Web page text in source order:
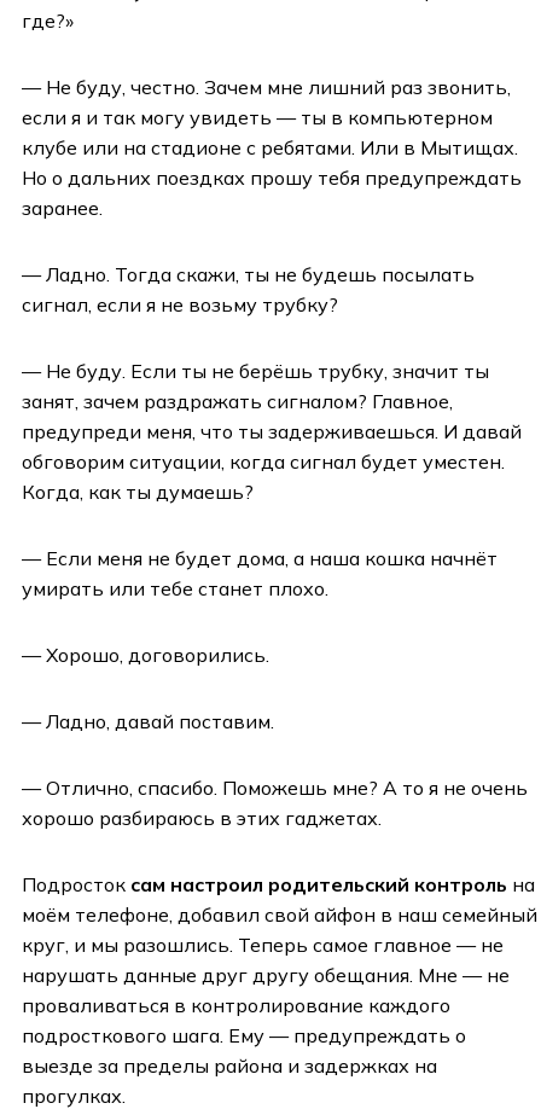
где?»
— Не буду, честно. Зачем мне лишний раз звонить,
если я и так могу увидеть — ты в компьютерном
клубе или на стадионе с ребятами. Или в Мытищах.
Но о дальних поездках прошу тебя предупреждать
заранее.
— Ладно. Тогда скажи, ты не будешь посылать
сигнал, если я не возьму трубку?
— Не буду. Если ты не берёшь трубку, значит ты
занят, зачем раздражать сигналом? Главное,
предупреди меня, что ты задерживаешься. И давай
обговорим ситуации, когда сигнал будет уместен.
Когда, как ты думаешь?
— Если меня не будет дома, а наша кошка начнёт
умирать или тебе станет плохо.
— Хорошо, договорились.
— Ладно, давай поставим.
— Отлично, спасибо. Поможешь мне? А то я не очень
хорошо разбираюсь в этих гаджетах.
Подросток сам настроил родительский контроль на
моём телефоне, добавил свой айфон в наш семейный
круг, и мы разошлись. Теперь самое главное — не
нарушать данные друг другу обещания. Мне — не
проваливаться в контролирование каждого
подросткового шага. Ему — предупреждать о
выезде за пределы района и задержках на
прогулках.